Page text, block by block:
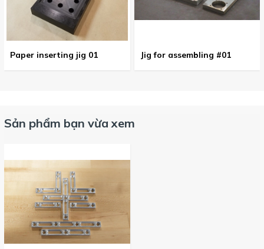
Paper inserting jig 01 Jig for assembling #01
Sản phẩm bạn vừa xem